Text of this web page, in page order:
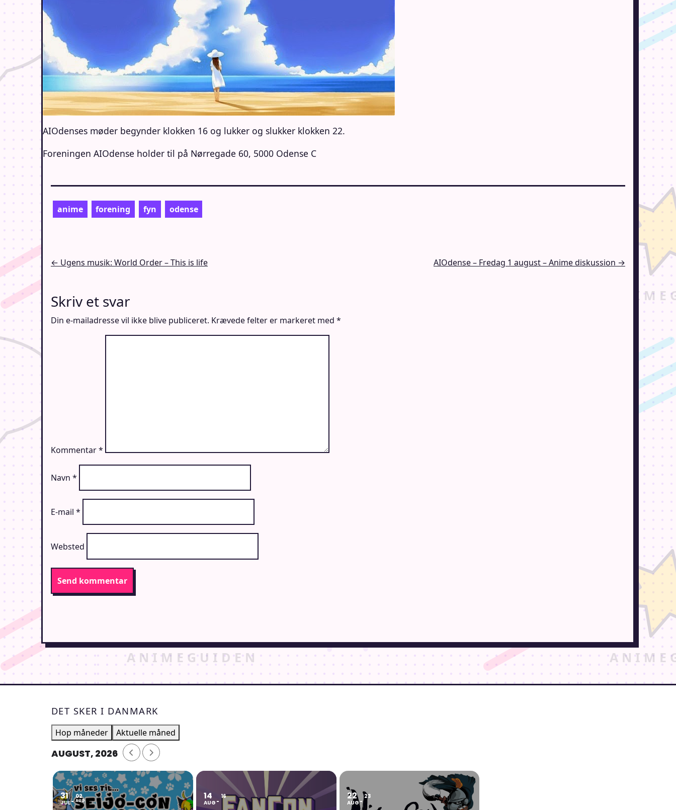
AIOdenses møder begynder klokken 16 og lukker og slukker klokken 22.
Foreningen AIOdense holder til på Nørregade 60, 5000 Odense C
anime forening fyn odense
Indlægsnavigation
← Ugens musik: World Order – This is life AIOdense – Fredag 1 august – Anime diskussion →
Skriv et svar
Din e-mailadresse vil ikke blive publiceret. Krævede felter er markeret med *
Kommentar*
Navn *
E-mail *
Websted
DET SKER I DANMARK
Hop måneder Aktuelle måned
AUGUST, 2026
31
JUL
02
AUG 14
AUG
16 22
AUG
23